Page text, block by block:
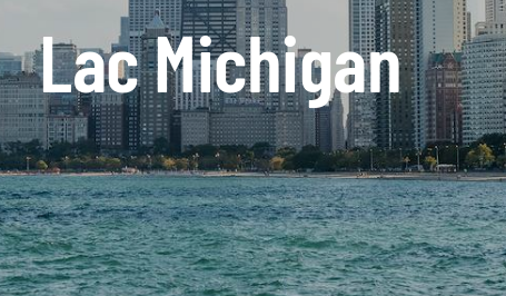
Lac Michigan